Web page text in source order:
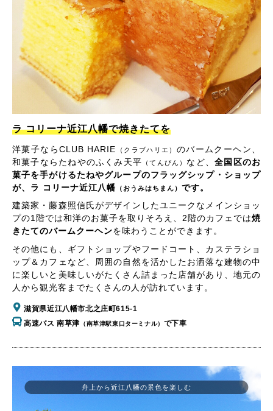
ラ コリーナ近江八幡で焼きたてを
洋菓子ならCLUB HARIE （クラブハリエ） のバームクーヘン、
和菓子ならたねやのふくみ天平 （てんびん） など、全国区のお
菓子を手がけるたねやグループのフラッグシップ・ショップ
が、ラ コリーナ近江八幡 （おうみはちまん） です。
建築家・藤森照信氏がデザインしたユニークなメインショッ
プの1階では和洋のお菓子を取りそろえ、2階のカフェでは焼
きたてのバームクーヘンを味わうことができます。
その他にも、ギフトショップやフードコート、カステラショ
ップ＆カフェなど、周囲の自然を活かしたお洒落な建物の中
に楽しいと美味しいがたくさん詰まった店舗があり、地元の
人から観光客までたくさんの人が訪れています。
滋賀県近江八幡市北之庄町615-1
高速バス 南草津 （南草津駅東口ターミナル） で下車
舟上から近江八幡の景色を楽しむ